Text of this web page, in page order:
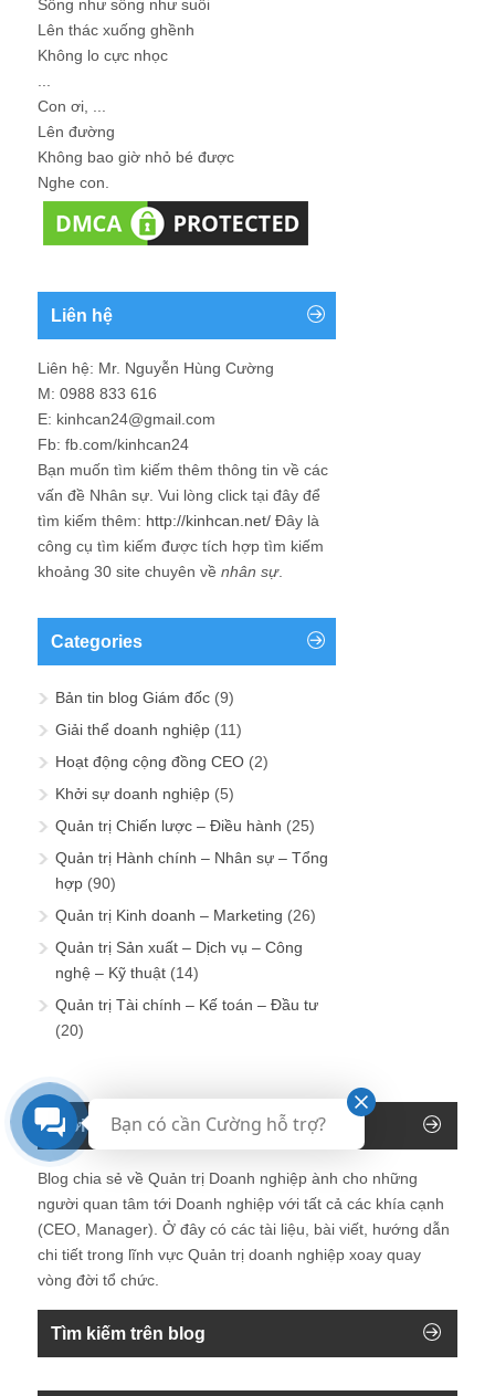
Sống như sông như suối
Lên thác xuống ghềnh
Không lo cực nhọc
Con ơi, ...
Lên đường
Không bao giờ nhỏ bé được
Nghe con.
Liên hệ
Liên hệ: Mr. Nguyễn Hùng Cường
M: 0988 833 616
E: kinhcan24@gmail.com
Fb: fb.com/kinhcan24
Bạn muốn tìm kiếm thêm thông tin về các
vấn đề Nhân sự . Vui lòng click tại đây để
tìm kiếm thêm: http://kinhcan.net/ Đây là
công cụ tìm kiếm được tích hợp tìm kiếm
khoảng 30 site chuyên về nhân sự.
Categories
Bản tin blog Giám đốc (9)
Giải thể doanh nghiệp (11)
Hoạt động cộng đồng CEO (2)
Khởi sự doanh nghiệp (5)
Quản trị Chiến lược – Điều hành (25)
Quản trị Hành chính – Nhân sự – Tổng
hợp (90)
Quản trị Kinh doanh – Marketing (26)
Quản trị Sản xuất – Dịch vụ – Công
nghệ – Kỹ thuật (14)
Quản trị Tài chính – Kế toán – Đầu tư
(20)
Giới thiệu về Blog Giám đốc
Blog chia sẻ về Quản trị Doanh nghiệp ành cho những
người quan tâm tới Doanh nghiệp với tất cả các khía cạnh
(CEO, Manager). Ở đây có các tài liệu, bài viết, hướng dẫn
chi tiết trong lĩnh vực Quản trị doanh nghiệp xoay quay
vòng đời tổ chức.
Tìm kiếm trên blog
Bạn có cần Cường hỗ trợ?